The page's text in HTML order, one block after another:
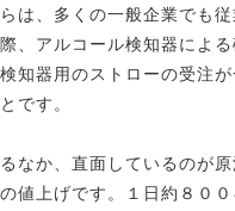
は、多くの一般企業でも
、アルコール検知器によ
知器用のストローの受注
です。
なか、直面しているのが
値上げです。１日約８００